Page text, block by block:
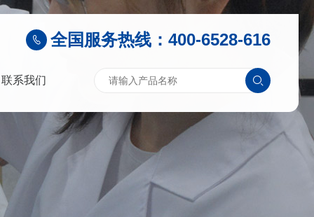
全国服务热线：400-6528-616
联系我们